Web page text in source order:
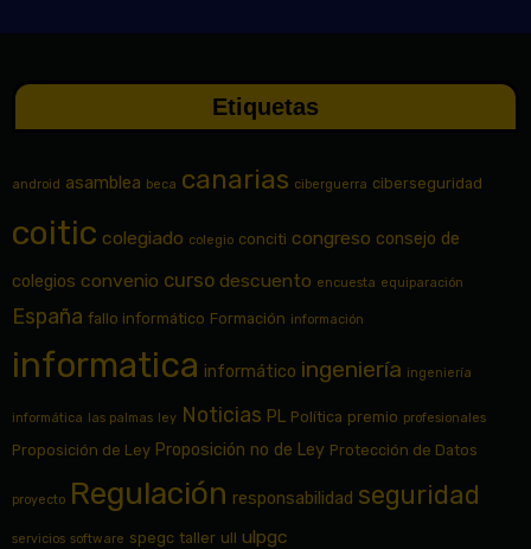
Etiquetas
android asamblea beca canarias ciberguerra ciberseguridad
coitic colegiado colegio conciti congreso consejo de
colegios convenio curso descuento encuesta equiparación
España fallo informático Formación información
informatica informático ingeniería ingeniería
informática las palmas ley Noticias PL Política premio profesionales
Proposición de Ley Proposición no de Ley Protección de Datos
proyecto Regulación responsabilidad seguridad
servicios software spegc taller ull ulpgc